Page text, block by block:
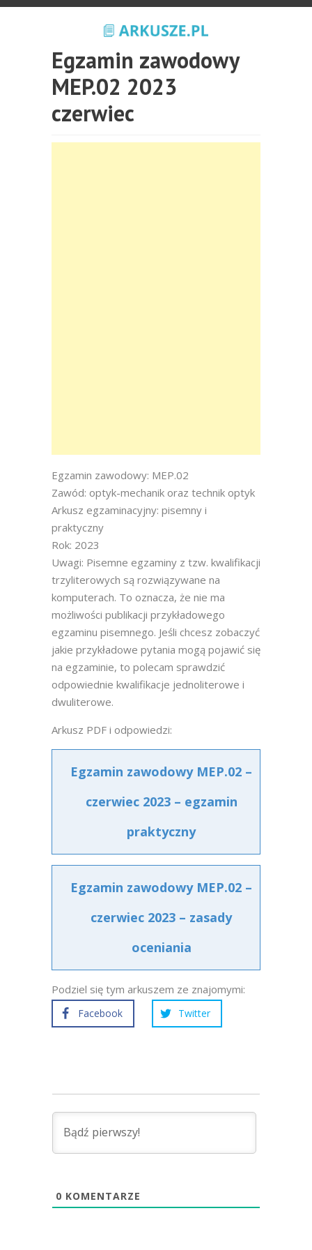
Egzamin zawodowy
MEP.02 2023
czerwiec
Egzamin zawodowy: MEP.02
Zawód: optyk-mechanik oraz technik optyk
Arkusz egzaminacyjny: pisemny i
praktyczny
Rok: 2023
Uwagi: Pisemne egzaminy z tzw. kwalifikacji
trzyliterowych są rozwiązywane na
komputerach. To oznacza, że nie ma
możliwości publikacji przykładowego
egzaminu pisemnego. Jeśli chcesz zobaczyć
jakie przykładowe pytania mogą pojawić się
na egzaminie, to polecam sprawdzić
odpowiednie kwalifikacje jednoliterowe i
dwuliterowe.
Arkusz PDF i odpowiedzi:
Egzamin zawodowy MEP.02 –
czerwiec 2023 – egzamin
praktyczny
Egzamin zawodowy MEP.02 –
czerwiec 2023 – zasady
oceniania
Podziel się tym arkuszem ze znajomymi:
Facebook Twitter
0 KOMENTARZE